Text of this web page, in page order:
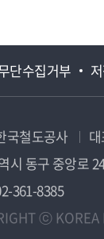
단수집거부
국철도공사
시 동구 중앙로
361-8385
ⓒ KOREA